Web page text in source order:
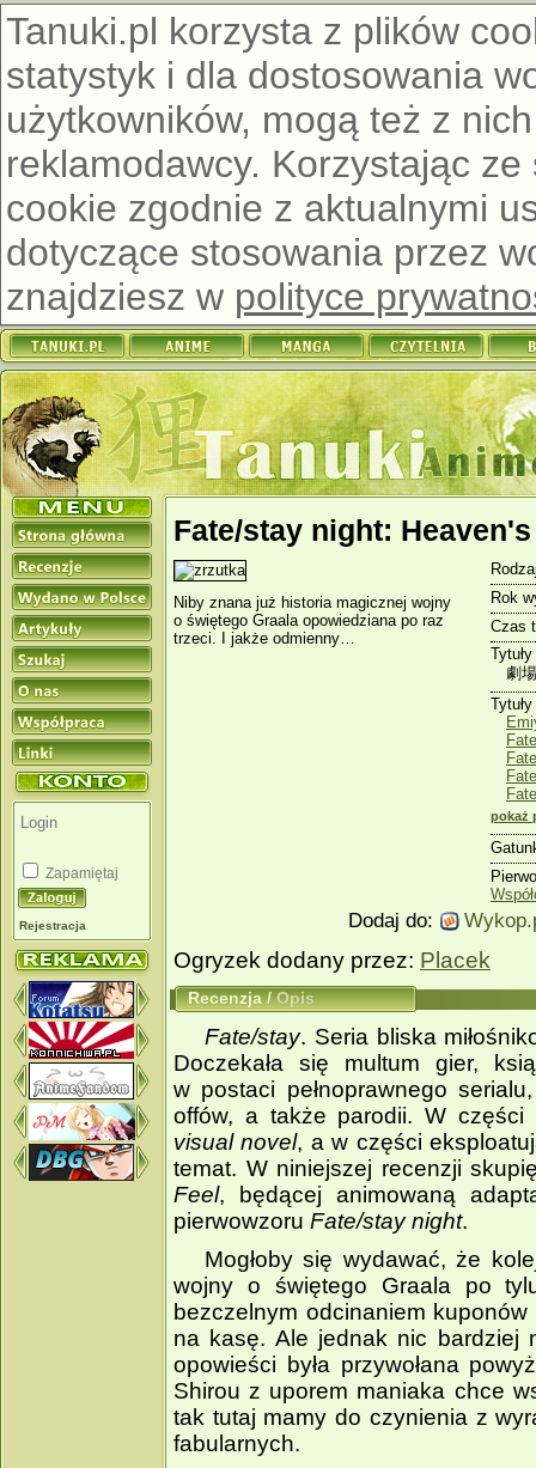
Tanuki.pl korzysta z plików
statystyk i dla dostosowania
użytkowników, mogą też z
reklamodawcy. Korzystając
cookie zgodnie z aktualnymi
dotyczące stosowania przez
znajdziesz w polityce
Zapamiętaj
Rejestracja
Fate/stay night:
Rok
Czas
劇
pokaż
Niby znana już historia magicznej wojny
o świętego Graala opowiedziana po raz
trzeci. I jakże odmienny…
Dodaj do:
Ogryzek dodany przez: Placek
Recenzja/Opis
Fate/stay. Seria bliska
Doczekała się multum gier,
w postaci pełnoprawnego
offów, a także parodii. W
visual novel, a w części
temat. W niniejszej recenzji
Feel, będącej animowaną
pierwowzoru Fate/stay night.
Mogłoby się wydawać, że
wojny o świętego Graala po
bezczelnym odcinaniem
na kasę. Ale jednak nic bardziej
opowieści była przywołana
Shirou z uporem maniaka chce
tak tutaj mamy do czynienia z
fabularnych.